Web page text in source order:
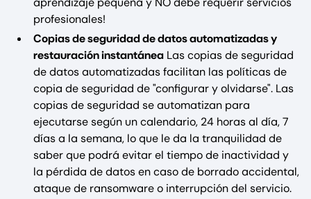
profesionales!
Copias de seguridad de datos automatizadas y
restauración instantánea Las copias de seguridad
de datos automatizadas facilitan las políticas de
copia de seguridad de "configurar y olvidarse". Las
copias de seguridad se automatizan para
ejecutarse según un calendario, 24 horas al día, 7
días a la semana, lo que le da la tranquilidad de
saber que podrá evitar el tiempo de inactividad y
la pérdida de datos en caso de borrado accidental,
ataque de ransomware o interrupción del servicio.